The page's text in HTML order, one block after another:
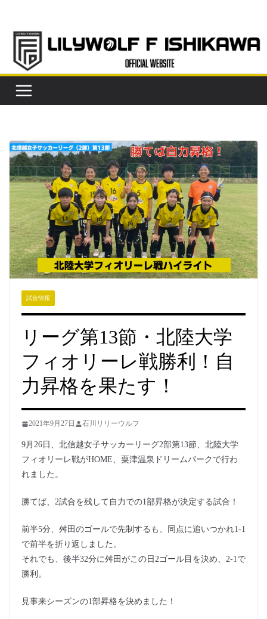
ツ
ス
試合情報
リーグ第13節・北陸大学
フィオリーレ戦勝利！自
力昇格を果たす！
2021年9月27日 石川リリーウルフ
9月26日、北信越女子サッカーリーグ2部第13節、北陸大学
フィオリーレ戦がHOME、粟津温泉ドリームパークで行わ
れました。
勝てば、2試合を残して自力での1部昇格が決定する試合！
前半5分、舛田のゴールで先制するも、同点に追いつかれ1-1
で前半を折り返しました。
それでも、後半32分に舛田がこの日2ゴール目を決め、2-1で
勝利。
見事来シーズンの1部昇格を決めました！